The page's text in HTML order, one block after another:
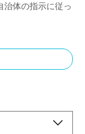
治体の指示に従っ